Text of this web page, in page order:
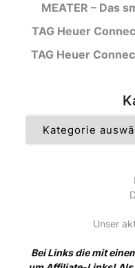
MEATER – Das
TAG Heuer
TAG Heuer
Unser
Bei Links die mit